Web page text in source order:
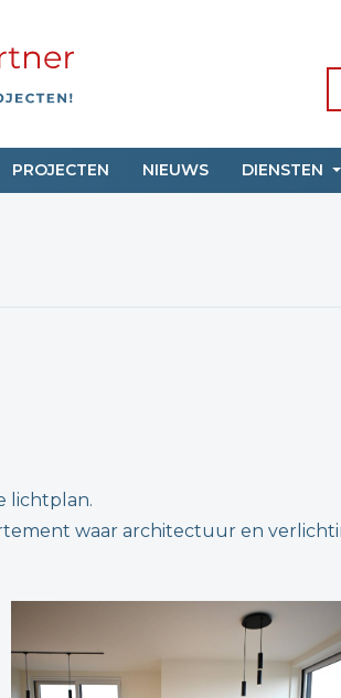
PROJECTEN NIEUWS DIENSTEN
lichtplan.
waar architectuur en